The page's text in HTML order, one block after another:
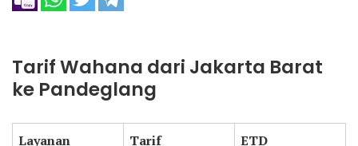
Tarif Wahana dari Jakarta Barat
ke Pandeglang
Layanan Tarif
ETD